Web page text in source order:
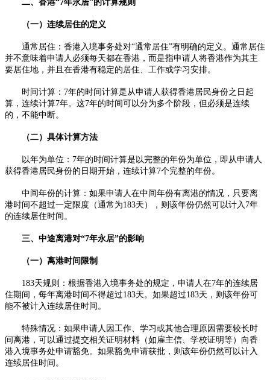
二、香港“7年永居”的计算规则
（一）连续居住的定义
通常居住：香港入境事务处对“通常居住”有明确的定义。通常居住
并不意味着申请人必须每天都在香港，而是指申请人将香港作为其主
要居住地，并且在香港有稳定的居住、工作或学习安排。
时间计算：7年的时间计算是从申请人获得香港居民身份之日起
算，连续计算7年。这7年的时间可以分为多个阶段，但必须是连续
的，不能中断。
（二）具体计算方法
以年为单位：7年的时间计算是以完整的年份为单位，即从申请人
获得香港居民身份的日期开始，连续计算7个完整的年份。
中间年份的计算：如果申请人在中间年份有离港的情况，只要离
港时间不超过一定限度（通常为183天），则该年份仍然可以计入7年
的连续居住时间。
三、中途离港对“7年永居”的影响
（一）离港时间限制
183天规则：根据香港入境事务处的规定，申请人在7年的连续居
住期间，每年离港时间不得超过183天。如果超过183天，则该年份可
能不被计入连续居住时间。
特殊情况：如果申请人因工作、学习或其他合理原因需要较长时
间离港，可以通过提交相关证明材料（如雇主信、学校证明等）向香
港入境事务处申请豁免。如果豁免申请获批，则该年份仍然可以计入
连续居住时间。